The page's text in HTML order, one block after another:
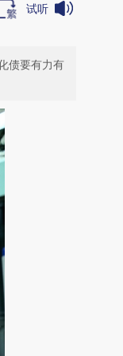
试听
债要有力有